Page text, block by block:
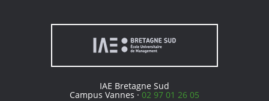
IAE Bretagne Sud
Campus Vannes ·02 97 01 26 05